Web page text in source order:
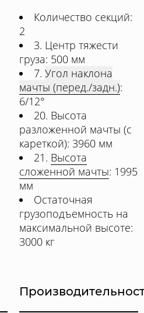
Количество секций:
2
3. Центр тяжести
груза: 500 мм
7. Угол наклона
мачты (перед./задн.):
6/12°
20. Высота
разложенной мачты (с
кареткой): 3960 мм
21. Высота
сложенной мачты: 1995
мм
Остаточная
грузоподъемность на
максимальной высоте:
3000 кг